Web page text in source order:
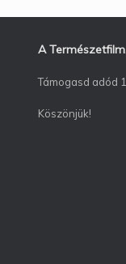
A
Támogasd adód
Köszönjük!